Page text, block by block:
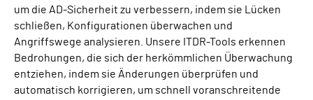
um die AD-Sicherheit zu verbessern, indem sie Lücken
schließen, Konfigurationen überwachen und
Angriffswege analysieren. Unsere ITDR-Tools erkennen
Bedrohungen, die sich der herkömmlichen Überwachung
entziehen, indem sie Änderungen überprüfen und
automatisch korrigieren, um schnell voranschreitende